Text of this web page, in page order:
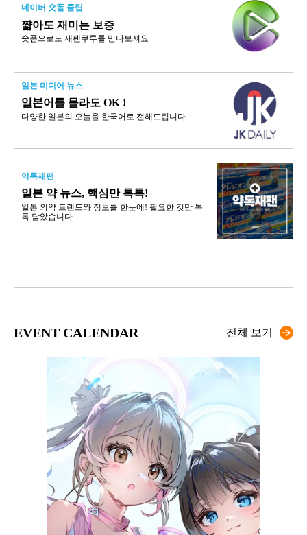
네이버 숏폼 클립
쨟아도 재미는 보증
숏폼으로도 재팬쿠루를 만나보셔요
일본 미디어 뉴스
일본어를 몰라도 OK !
다양한 일본의 오늘을 한국어로 전해드립니다.
약톡재팬
일본 약 뉴스, 핵심만 톡톡!
일본 의약 트렌드와 정보를 한눈에! 필요한 것만 톡
톡 담았습니다.
EVENT CALENDAR 전체 보기